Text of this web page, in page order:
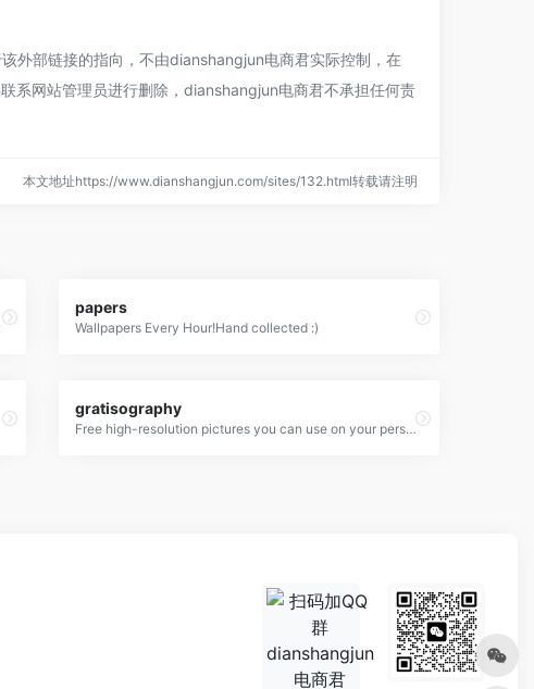
外部链接的指向，不由dianshangjun电商君实际控制，在
系网站管理员进行删除，dianshangjun电商君不承担任何责
本文地址https://www.dianshangjun.com/sites/132.html转载请注明
papers
Wallpapers Every Hour!Hand collected :)
gratisography
Free high-resolution pictures you can use on your personal and commercial projects, free of copyright restrictions.